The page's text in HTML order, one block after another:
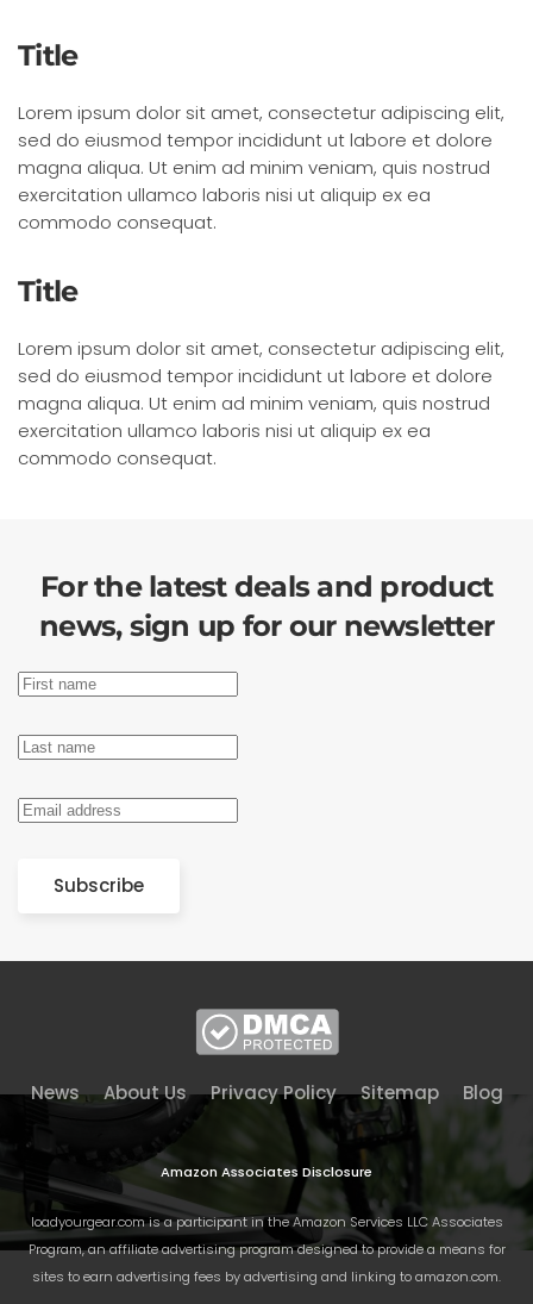
Title
Lorem ipsum dolor sit amet, consectetur adipiscing elit,
sed do eiusmod tempor incididunt ut labore et dolore
magna aliqua. Ut enim ad minim veniam, quis nostrud
exercitation ullamco laboris nisi ut aliquip ex ea
commodo consequat.
Title
Lorem ipsum dolor sit amet, consectetur adipiscing elit,
sed do eiusmod tempor incididunt ut labore et dolore
magna aliqua. Ut enim ad minim veniam, quis nostrud
exercitation ullamco laboris nisi ut aliquip ex ea
commodo consequat.
For the latest deals and product
news, sign up for our newsletter
Subscribe
News About Us Privacy Policy Sitemap Blog
Amazon Associates Disclosure
loadyourgear.com is a participant in the Amazon Services LLC Associates
Program, an affiliate advertising program designed to provide a means for
sites to earn advertising fees by advertising and linking to amazon.com.